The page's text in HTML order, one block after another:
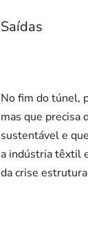
Saídas
No fim do túnel,
mas que precisa
sustentável e
a indústria têxtil
da crise